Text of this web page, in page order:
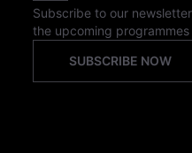
Subscribe to our
the upcoming
SUBSCRIBE NOW